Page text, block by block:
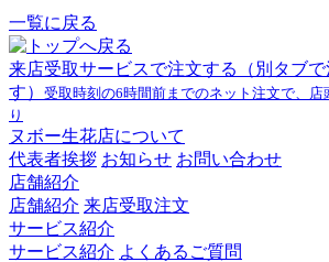
一覧に戻る
来店受取サービスで注文する
（別タブ
す） 受取時刻の6時間前までのネット注文で、
り
ヌボー生花店について
代表者挨拶 お知らせ お問い合わせ
店舗紹介
店舗紹介 来店受取注文
サービス紹介
サービス紹介 よくあるご質問